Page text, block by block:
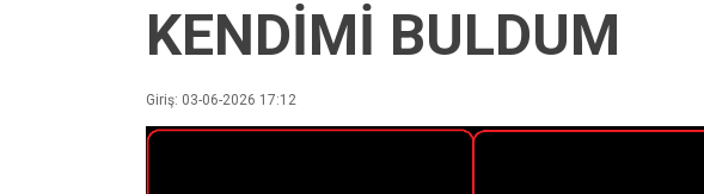
KENDİMİ BULDUM
Giriş: 03-06-2026 17:12